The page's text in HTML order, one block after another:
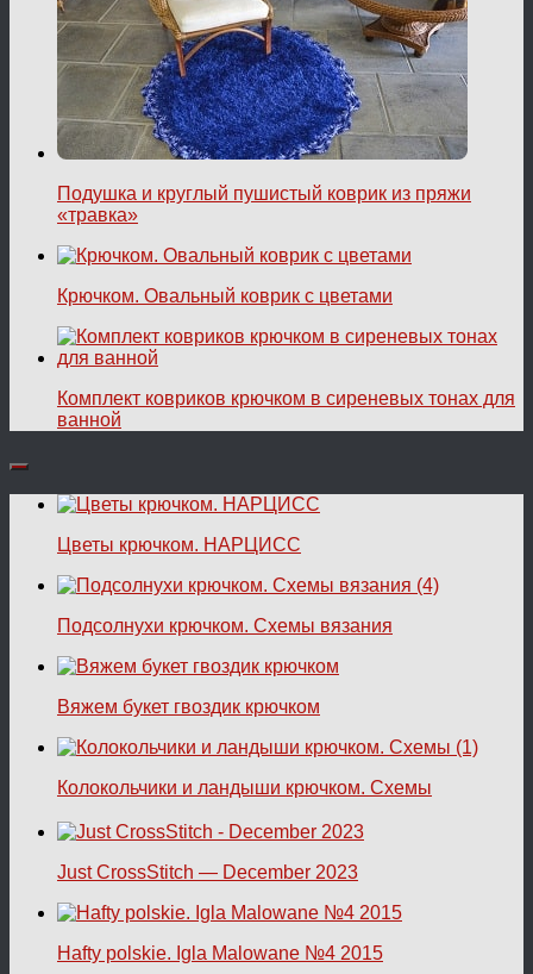
Подушка и круглый пушистый коврик из пряжи
«травка»
Крючком. Овальный коврик с цветами
Комплект ковриков крючком в сиреневых тонах для
ванной
Цветы крючком. НАРЦИСС
Подсолнухи крючком. Схемы вязания
Вяжем букет гвоздик крючком
Колокольчики и ландыши крючком. Схемы
Just CrossStitch — December 2023
Hafty polskie. Igla Malowane №4 2015